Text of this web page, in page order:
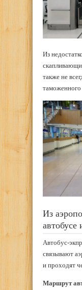
Из
также не
таможенного
Из
Автобус-
связывают
и проходят
Маршрут